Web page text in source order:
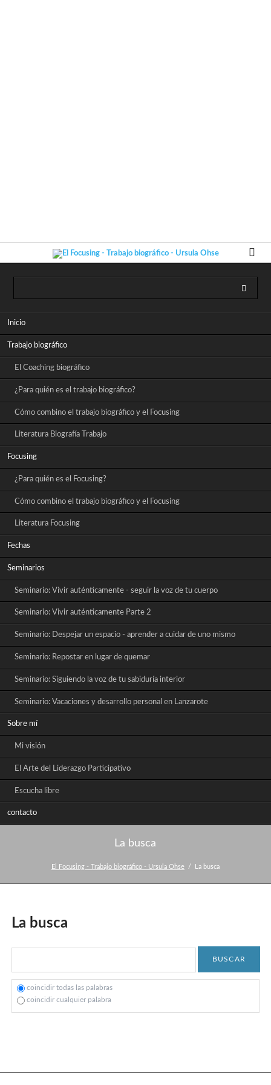
Saltar
Inicio
Trabajo biográfico
El Coaching biográfico
¿Para quién es el trabajo biográfico?
Cómo combino el trabajo biográfico y el Focusing
Literatura Biografía Trabajo
Focusing
¿Para quién es el Focusing?
Cómo combino el trabajo biográfico y el Focusing
Literatura Focusing
Fechas
Seminarios
Seminario: Vivir auténticamente - seguir la voz de tu cuerpo
Seminario: Vivir auténticamente Parte 2
Seminario: Despejar un espacio - aprender a cuidar de uno mismo
Seminario: Repostar en lugar de quemar
Seminario: Siguiendo la voz de tu sabiduría interior
Seminario: Vacaciones y desarrollo personal en Lanzarote
Sobre mí
Mi visión
El Arte del Liderazgo Participativo
Escucha libre
contacto
La busca
El Focusing - Trabajo biográfico - Ursula Ohse La busca
La busca
BUSCAR
coincidir todas las palabras
coincidir cualquier palabra